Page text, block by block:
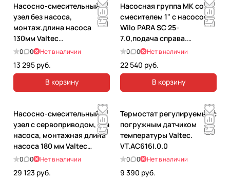
Насосно-смесительный
узел без насоса,
монтаж.длина насоса
130мм Valtec
VT.VALMIX.0.130.
0 0 Нет в наличии
13 295 руб.
В корзину
Насосная группа MK со
смесителем 1" с насосом
Wilo PARA SC 25-
7.0,подача справа.
M66831.36WI RU
0 0 Нет в наличии
22 540 руб.
В корзину
Насосно-смесительный
узел с сервоприводом, без
насоса, монтажная длина
насоса 180 мм Valtec
COMBI.S. VT.COMBI.S.180
0 0 Нет в наличии
29 123 руб.
Термостат регулируемый с
погружным датчиком
температуры Valtec.
VT.AC616I.0.0
0 0 Нет в наличии
9 390 руб.